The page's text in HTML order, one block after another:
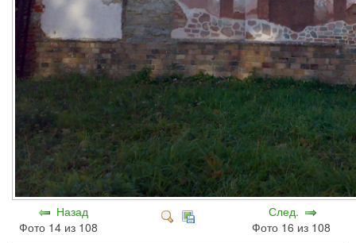
Назад
Фото 14 из 108
След.
Фото 16 из 108